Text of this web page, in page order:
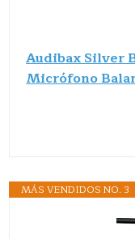
Audibax Silver
Micrófono
MÁS VENDIDOS NO. 3